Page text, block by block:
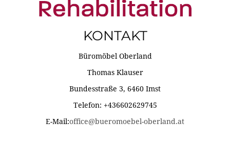
KONTAKT
Büromöbel Oberland
Thomas Klauser
Bundesstraße 3, 6460 Imst
Telefon: +436602629745
E-Mail:office@bueromoebel-oberland.at